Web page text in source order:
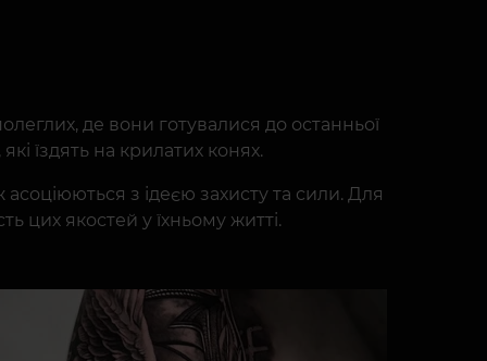
де вони готувалися до останньої
їздять на крилатих конях.
асоціюються з ідеєю захисту та сили. Для
цих якостей у їхньому житті.